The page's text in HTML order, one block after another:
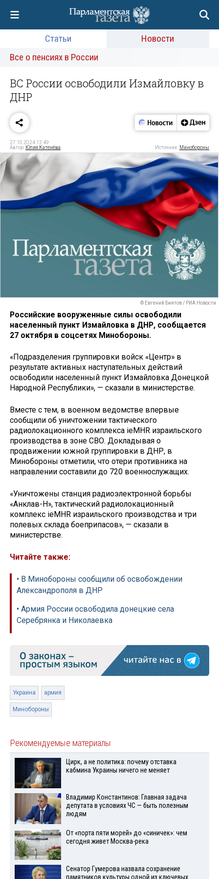
Статьи
Новости
Все о пенсиях в России
ВС России освободили Измайловку в
ДНР
27.10.2024 12:49
Автор: Юлия Катенёва Источник: Минобороны
© Евгений Биятов / РИА Новости
Российские вооруженные силы освободили
населенный пункт Измайловка в ДНР, сообщается
27 октября в соцсетях Минобороны.
«Подразделения группировки войск «Центр» в
результате активных наступательных действий
освободили населенный пункт Измайловка Донецкой
Народной Республики», — сказали в министерстве.
Вместе с тем, в военном ведомстве впервые
сообщили об уничтожении тактического
радиолокационного комплекса ieMHR израильского
производства в зоне СВО. Докладывая о
продвижении южной группировки в ДНР, в
Минобороны отметили, что отери противника на
направлении составили до 720 военнослужащих.
«Уничтожены станция радиоэлектронной борьбы
«Анклав-Н», тактический радиолокационный
комплекс ieMHR израильского производства и три
полевых склада боеприпасов», — сказали в
министерстве.
Читайте также:
• В Минобороны сообщили об освобождении
Александрополя в ДНР
• Армия России освободила донецкие села
Серебрянка и Николаевка
Украина армия
Минобороны
Рекомендуемые материалы
Цирк, а не политика: почему отставка
кабмина Украины ничего не меняет
Владимир Константинов: Главная задача
депутата в условиях ЧС — быть полезным
людям
От «порта пяти морей» до «синичек»: чем
сегодня живет Москва-река
Сенатор Гумерова назвала сохранение
памятников культуры одной из ключевых